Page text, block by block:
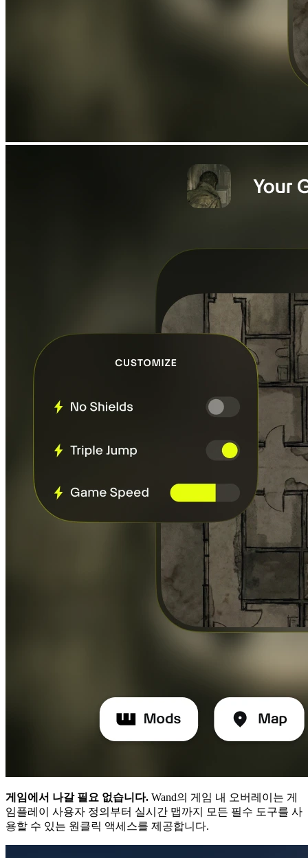
게임에서 나갈 필요 없습니다. Wand의 게임 내 오버레이는 게
임플레이 사용자 정의부터 실시간 맵까지 모든 필수 도구를 사
용할 수 있는 원클릭 액세스를 제공합니다.